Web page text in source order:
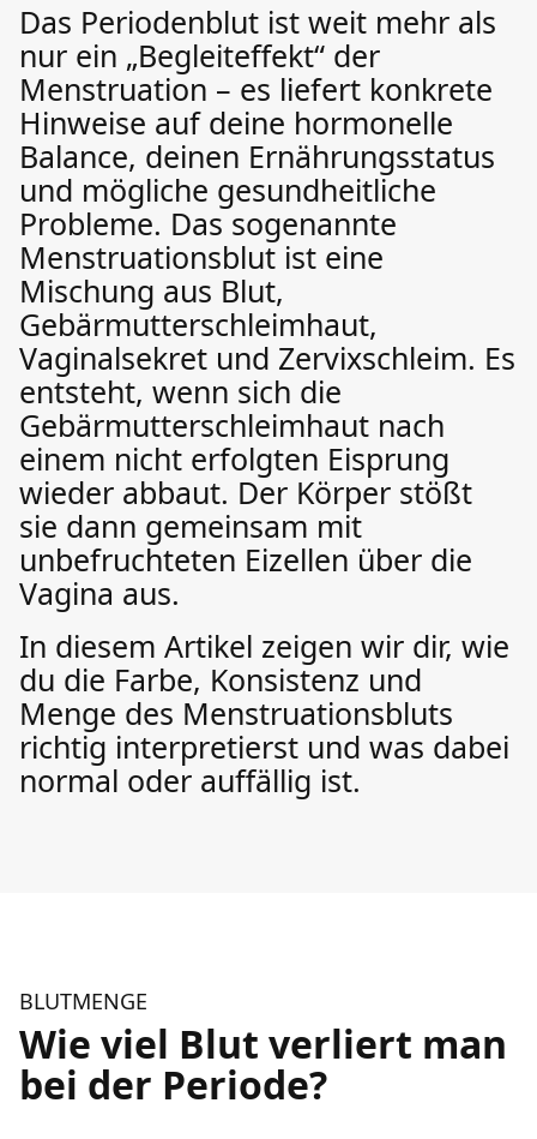
Das Periodenblut ist weit mehr als
nur ein „Begleiteffekt“ der
Menstruation – es liefert konkrete
Hinweise auf deine hormonelle
Balance, deinen Ernährungsstatus
und mögliche gesundheitliche
Probleme. Das sogenannte
Menstruationsblut ist eine
Mischung aus Blut,
Gebärmutterschleimhaut,
Vaginalsekret und Zervixschleim. Es
entsteht, wenn sich die
Gebärmutterschleimhaut nach
einem nicht erfolgten Eisprung
wieder abbaut. Der Körper stößt
sie dann gemeinsam mit
unbefruchteten Eizellen über die
Vagina aus.
In diesem Artikel zeigen wir dir, wie
du die Farbe, Konsistenz und
Menge des Menstruationsbluts
richtig interpretierst und was dabei
normal oder auffällig ist.
BLUTMENGE
Wie viel Blut verliert man
bei der Periode?